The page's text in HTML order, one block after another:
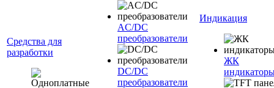
Средства для
разработки
AC/DC
преобразователи
DC/DC
преобразователи
Индикация
ЖК